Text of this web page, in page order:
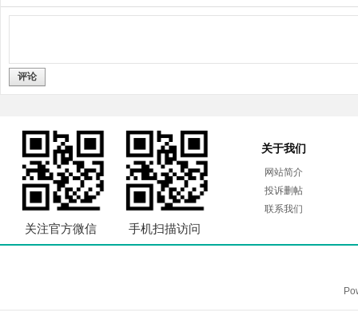
评论
关注官方微信 手机扫描访问
关于我们
网站简介
投诉删帖
联系我们